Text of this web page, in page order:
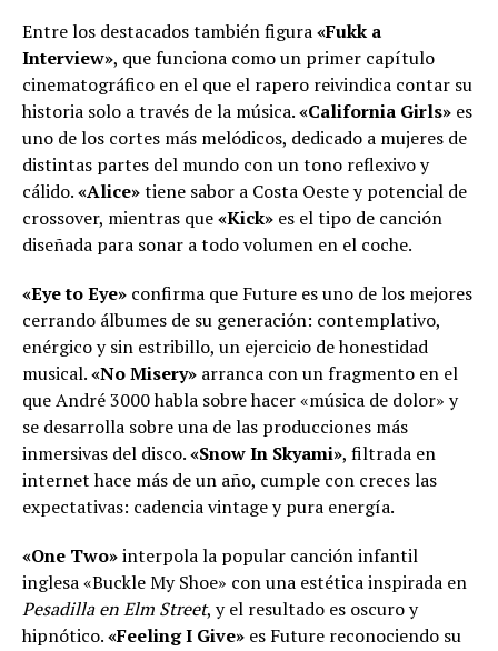
Entre los destacados también figura«Fukk a
Interview», que funciona como un primer capítulo
cinematográfico en el que el rapero reivindica contar su
historia solo a través de la música.«California Girls» es
uno de los cortes más melódicos, dedicado a mujeres de
distintas partes del mundo con un tono reflexivo y
cálido.«Alice»tiene sabor a Costa Oeste y potencial de
crossover, mientras que«Kick» es el tipo de canción
diseñada para sonar a todo volumen en el coche.
«Eye to Eye» confirma que Future es uno de los mejores
cerrando álbumes de su generación: contemplativo,
enérgico y sin estribillo, un ejercicio de honestidad
musical.«No Misery» arranca con un fragmento en el
que André 3000 habla sobre hacer «música de dolor» y
se desarrolla sobre una de las producciones más
inmersivas del disco.«Snow In Skyami», filtrada en
internet hace más de un año, cumple con creces las
expectativas: cadencia vintage y pura energía.
«One Two»interpola la popular canción infantil
inglesa «Buckle My Shoe» con una estética inspirada en
Pesadilla en Elm Street, y el resultado es oscuro y
hipnótico.«Feeling I Give» es Future reconociendo su